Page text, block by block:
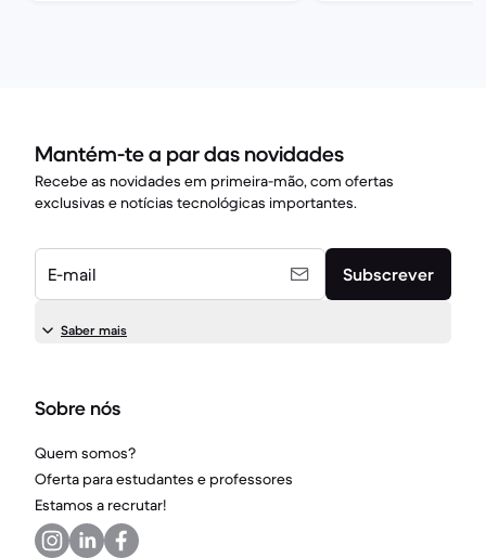
Mantém-te a par das novidades
Recebe as novidades em primeira-mão, com ofertas
exclusivas e notícias tecnológicas importantes.
E-mail Subscrever
Saber mais
Sobre nós
Quem somos?
Oferta para estudantes e professores
Estamos a recrutar!